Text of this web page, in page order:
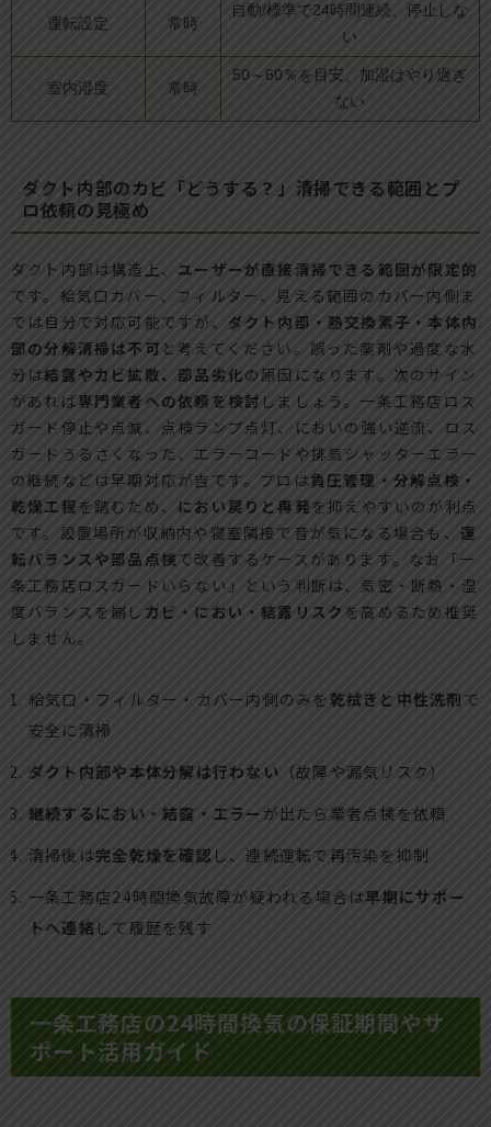
運転設定 常時
自動/標準で24時間連続、停止しな
い
室内湿度 常時
50～60％を目安、加湿はやり過ぎ
ない
ダクト内部のカビ「どうする？」清掃できる範囲とプ
ロ依頼の見極め
ダクト内部は構造上、 ユーザーが直接清掃できる範囲が限定的
です。給気口カバー、フィルター、見える範囲のカバー内側ま
では自分で対応可能ですが、 ダクト内部・熱交換素子・本体内
部の分解清掃は不可 と考えてください。誤った薬剤や過度な水
分は結露やカビ拡散、部品劣化の原因になります。次のサイン
があれば専門業者への依頼を検討 しましょう。一条工務店ロス
ガード停止や点滅、点検ランプ点灯、においの強い逆流、ロス
ガードうるさくなった、エラーコードや排気シャッターエラー
の継続などは早期対応が吉です。プロは負圧管理・分解点検・
乾燥工程 を踏むため、 におい戻りと再発を抑えやすいのが利点
です。設置場所が収納内や寝室隣接で音が気になる場合も、 運
転バランスや部品点検で改善するケースがあります。なお「一
条工務店ロスガードいらない」という判断は、気密・断熱・湿
度バランスを崩し カビ・におい・結露リスク を高めるため推奨
しません。
給気口・フィルター・カバー内側のみを 乾拭きと中性洗剤 で
安全に清掃
ダクト内部や本体分解は行わない （故障や漏気リスク）
継続するにおい・結露・エラー が出たら業者点検を依頼
清掃後は完全乾燥を確認 し、連続運転で再汚染を抑制
一条工務店24時間換気故障が疑われる場合は早期にサポー
トへ連絡 して履歴を残す
一条工務店の24時間換気の保証期間やサ
ポート活用ガイド